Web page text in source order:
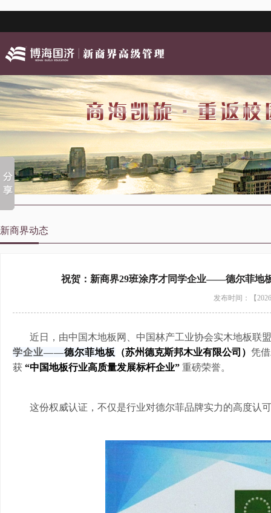
新商界动态
祝贺：新商界29班涂序才同学企业——德尔菲地
发布时间：【
近日，由中国木地板网、中国林产工业协会实木地板联
学企业——德尔菲地板 （苏州德克斯邦木业有限公司） 凭
获 “中国地板行业高质量发展标杆企业” 重磅荣誉。
这份权威认证，不仅是行业对德尔菲品牌实力的高度认